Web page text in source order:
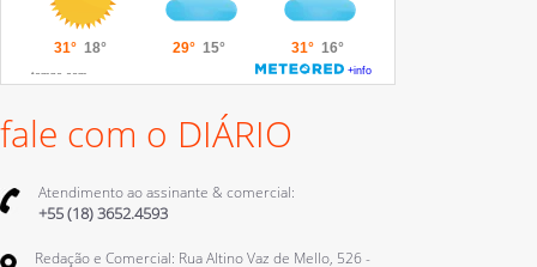
fale com o DIÁRIO
Atendimento ao assinante & comercial:
+55 (18) 3652.4593
Redação e Comercial: Rua Altino Vaz de Mello, 526 -